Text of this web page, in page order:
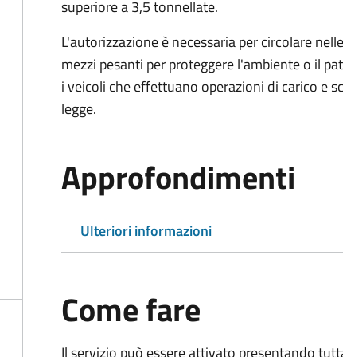
superiore a 3,5 tonnellate.
L'autorizzazione è necessaria per circolare
mezzi pesanti per proteggere l'ambiente o il
i veicoli che effettuano operazioni di carico e
legge.
Approfondimenti
Ulteriori informazioni
Come fare
Il servizio può essere attivato presentando